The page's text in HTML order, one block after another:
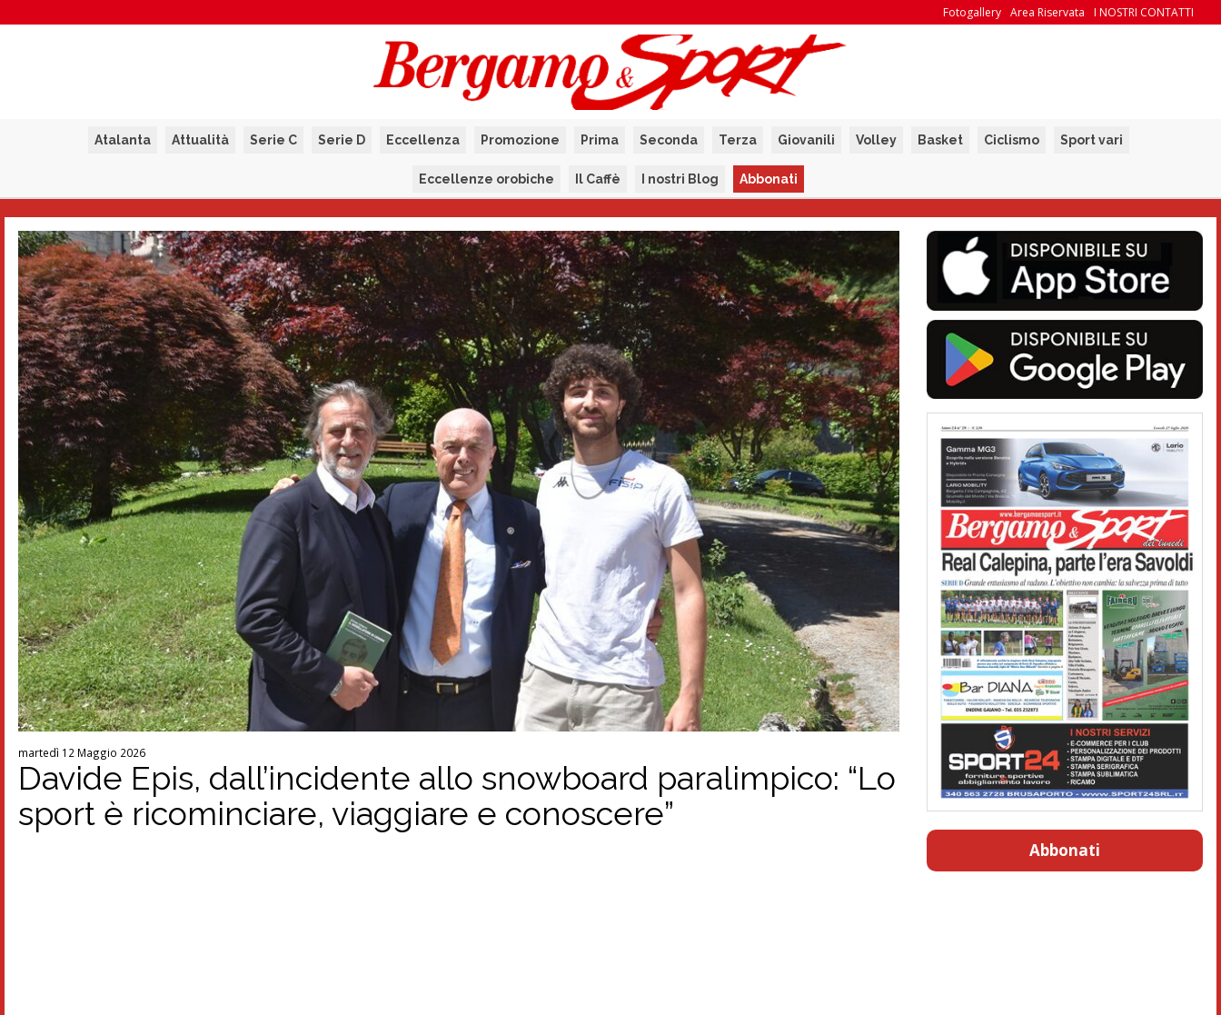
I NOSTRI CONTATTI
Area Riservata
Fotogallery
Atalanta Attualità Serie C Serie D Eccellenza Promozione Prima Seconda Terza Giovanili Volley Basket Ciclismo Sport vari
Eccellenze orobiche Il Caffè I nostri Blog Abbonati
martedì 12 Maggio 2026
Davide Epis, dall’incidente allo snowboard paralimpico: “Lo
sport è ricominciare, viaggiare e conoscere”
Abbonati